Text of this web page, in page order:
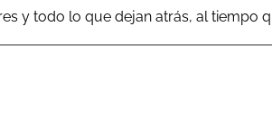
y todo lo que dejan atrás, al tiempo